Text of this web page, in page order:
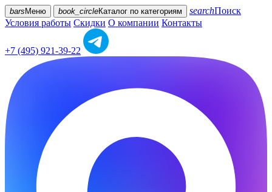
bars Меню book_circleКаталог по категориям searchПоиск
Условия работы Скидки О компании Контакты
+7 (495) 921-39-22